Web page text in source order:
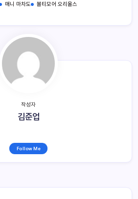
매니 마차도 볼티모어 오리올스
작성자
김준업
Follow Me